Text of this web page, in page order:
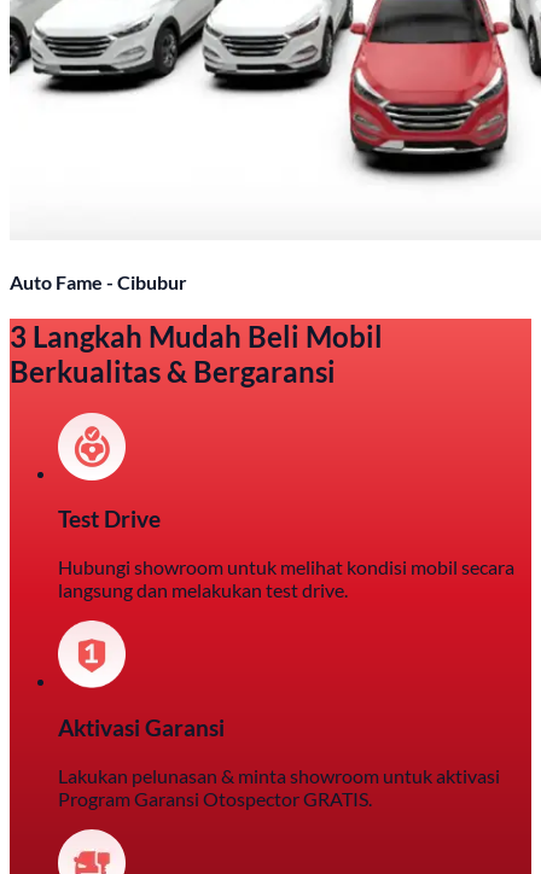
Auto Fame - Cibubur
3 Langkah Mudah Beli Mobil
Berkualitas & Bergaransi
Test Drive
Hubungi showroom untuk melihat kondisi mobil secara
langsung dan melakukan test drive.
Aktivasi Garansi
Lakukan pelunasan & minta showroom untuk aktivasi
Program Garansi Otospector GRATIS.